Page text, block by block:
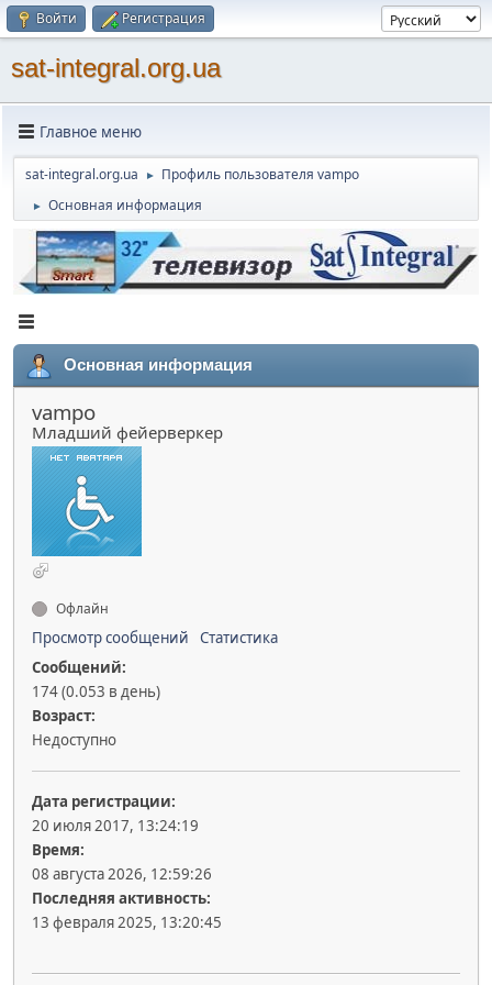
Войти Регистрация
sat-integral.org.ua
Главное меню
sat-integral.org.ua ► Профиль пользователя vampo
► Основная информация
Основная информация
vampo
Младший фейерверкер
Офлайн
Просмотр сообщений
Статистика
Сообщений:
174 (0.053 в день)
Возраст:
Недоступно
Дата регистрации:
20 июля 2017, 13:24:19
Время:
08 августа 2026, 12:59:26
Последняя активность:
13 февраля 2025, 13:20:45